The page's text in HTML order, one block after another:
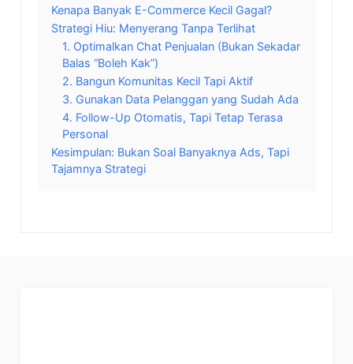
Kenapa Banyak E-Commerce Kecil Gagal?
Strategi Hiu: Menyerang Tanpa Terlihat
1. Optimalkan Chat Penjualan (Bukan Sekadar
Balas “Boleh Kak”)
2. Bangun Komunitas Kecil Tapi Aktif
3. Gunakan Data Pelanggan yang Sudah Ada
4. Follow-Up Otomatis, Tapi Tetap Terasa
Personal
Kesimpulan: Bukan Soal Banyaknya Ads, Tapi
Tajamnya Strategi